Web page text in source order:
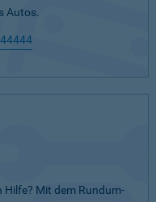
Autos.
Hilfe? Mit dem Rundum-